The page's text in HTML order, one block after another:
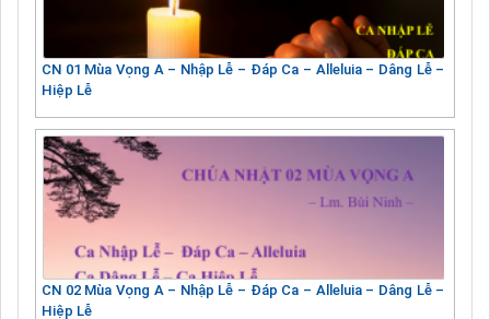
CN 01 Mùa Vọng A – Nhập Lễ – Đáp Ca – Alleluia – Dâng Lễ –
Hiệp Lễ
CN 02 Mùa Vọng A – Nhập Lễ – Đáp Ca – Alleluia – Dâng Lễ –
Hiệp Lễ